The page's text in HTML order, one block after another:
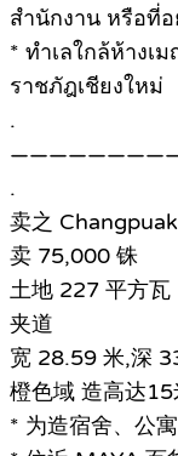
สำนักงาน หรือที่
* ทำเลใกล้ห้างเ
ราชภัฎเชียงใหม่
.
.
卖之
卖 75,000 铢
土地 227 平方瓦
夹道
宽 28.59 米,深
橙色域 造高达15
* 为造宿舍、公